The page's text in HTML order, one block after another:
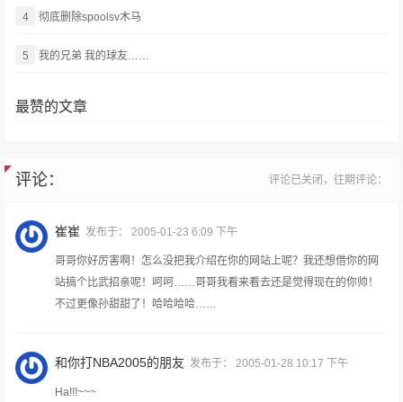
4 彻底删除spoolsv木马
5 我的兄弟 我的球友……
最赞的文章
评论： 评论已关闭，往期评论：
崔崔 发布于：2005-01-23 6:09 下午
哥哥你好厉害啊！怎么没把我介绍在你的网站上呢？我还想借你的网
站搞个比武招亲呢！呵呵……哥哥我看来看去还是觉得现在的你帅！
不过更像孙甜甜了！哈哈哈哈……
和你打NBA2005的朋友 发布于：2005-01-28 10:17 下午
Ha!!!~~~